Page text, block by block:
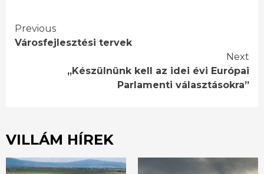
Continue
Previous
Városfejlesztési tervek
Next
„Készülnünk kell az idei évi Európai
Parlamenti választásokra”
VILLÁM HÍREK